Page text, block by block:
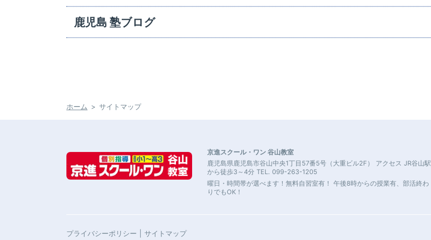
鹿児島 塾ブログ
ホーム サイトマップ
京進スクール・ワン 谷山教室
鹿児島県鹿児島市谷山中央1丁目57番5号（大重ビル2F） アクセス JR谷山駅
から徒歩3～4分 TEL. 099-263-1205
曜日・時間帯が選べます！無料自習室有！ 午後8時からの授業有、部活終わ
りでもOK！
プライバシーポリシー サイトマップ